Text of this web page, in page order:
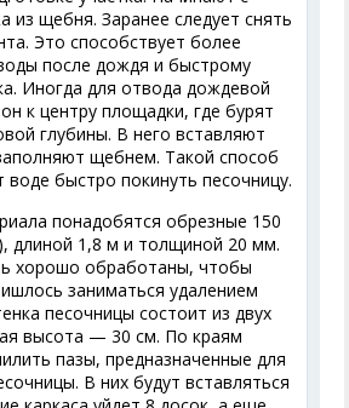
из щебня. Заранее следует снять
Это способствует более
после дождя и быстрому
Иногда для отвода дождевой
к центру площадки, где бурят
глубины. В него вставляют
щебнем. Такой способ
воде быстро покинуть песочницу.
понадобятся обрезные 150
длиной 1,8 м и толщиной 20 мм.
хорошо обработаны, чтобы
заниматься удалением
песочницы состоит из двух
высота — 30 см. По краям
пазы, предназначенные для
В них будут вставляться